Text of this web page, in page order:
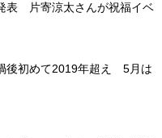
表 片寄涼太さんが祝福イベ
後初めて2019年超え 5月は